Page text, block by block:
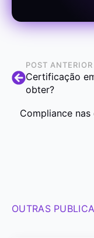
POST ANTERIOR
Certificação
obter?
Compliance
OUTRAS